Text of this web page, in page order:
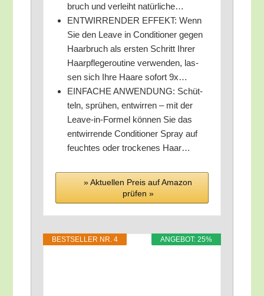
bruch und ver­leiht natürliche…
ENTWIRRENDER EFFEKT: Wenn
Sie den Lea­ve in Con­di­tio­ner gegen
Haar­bruch als ers­ten Schritt Ihrer
Haar­pfle­ge­rou­ti­ne ver­wen­den, las­
sen sich Ihre Haa­re sofort 9x…
EINFACHE ANWENDUNG: Schüt­
teln, sprü­hen, ent­wir­ren – mit der
Lea­ve-in-For­mel kön­nen Sie das
ent­wir­ren­de Con­di­tio­ner Spray auf
feuch­tes oder tro­cke­nes Haar…
» Aktu­el­len Preis auf Ama­zon
prü­fen »
ANGE­BOT: 25%
BEST­SEL­LER NR. 4